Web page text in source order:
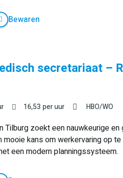
Bewaren
secretariaat –
16,53 per uur HBO/WO
Tilburg zoekt een nauwkeurige
mooie kans om werkervaring op
een modern planningssysteem.